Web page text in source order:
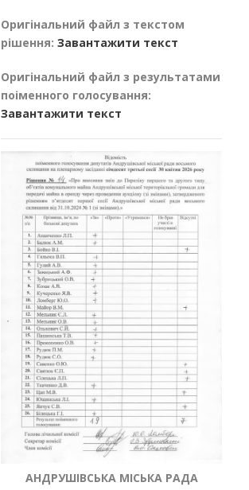
Оригінальний файл з текстом
рішення: Завантажити текст
Оригінальний файл з результатами
поіменного голосування:
Завантажити текст
АНДРУШІВСЬКА МІСЬКА РАДА